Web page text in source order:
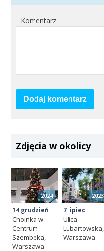
Komentarz
Dodaj komentarz
Zdjęcia w okolicy
2024
14 grudzień
Choinka w
Centrum
Szembeka,
Warszawa
2023
7 lipiec
Ulica
Lubartowska,
Warszawa